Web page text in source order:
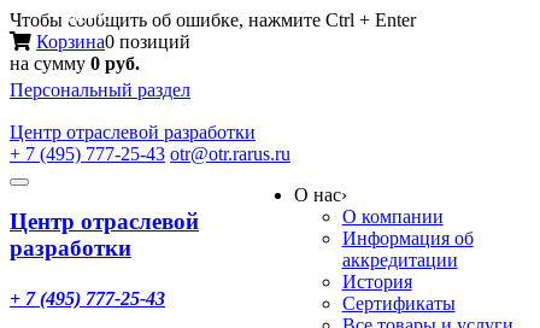
Чтобы сообщить об ошибке, нажмите Ctrl + Enter
Корзина0 позиций
на сумму 0 руб.
Персональный раздел
Центр отраслевой разработки
+ 7 (495) 777-25-43 otr@otr.rarus.ru
Toggle
Меню
Центр отраслевой
разработки
+ 7 (495) 777-25-43
О нас›
О компании
Информация об
аккредитации
История
Сертификаты